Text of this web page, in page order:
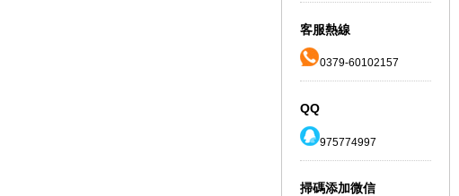
客服熱線
0379-60102157
QQ
975774997
掃碼添加微信